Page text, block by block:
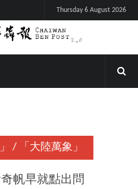
Thursday 6 August 2026
/ 「大陸萬象」
帆早就點出問